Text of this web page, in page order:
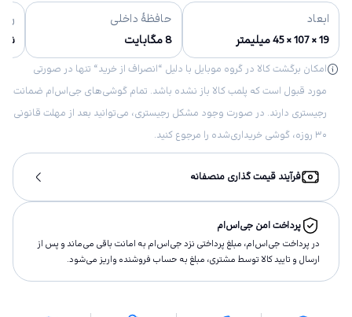
ابعاد
19 × 107 × 45 میلیمتر
حافظهٔ داخلی
8 مگابایت
امکان برگشت کالا در گروه موبایل با دلیل “انصراف از خرید“ تنها در صورتی
مورد قبول است که پلمب کالا باز نشده باشد. تمام گوشی‌های جی‌اس‌ام ضمانت
رجیستری دارند. در صورت وجود مشکل رجیستری، می‌توانید بعد از مهلت قانونی
۳۰ روزه، گوشی خریداری‌شده را مرجوع کنید.
فرآیند قیمت گذاری منصفانه
پرداخت امن جی‌اس‌ام
در پرداخت جی‌اس‌ام، مبلغ پرداختى نزد جی‌اس‌ام به امانت باقى مى‌ماند و پس از
ارسال و تاييد كالا توسط مشتری، مبلغ به حساب فروشنده واريز مى‌شود.